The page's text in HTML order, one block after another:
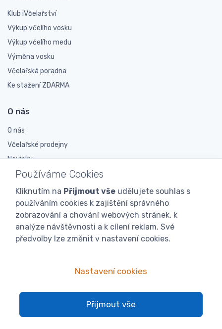
Klub iVčelařství
Výkup včelího vosku
Výkup včelího medu
Výměna vosku
Včelařská poradna
Ke stažení ZDARMA
O nás
O nás
Včelařské prodejny
Novinky
Doporučují nás
Podporujeme
Veletrhy a výstavy
Expedice
Proč nás?
Bezodkladné vyřizování reklamací
Široký sortiment skladem
Používáme Cookies
Kliknutím na Přijmout vše udělujete souhlas s
používáním cookies k zajištění správného
zobrazování a chování webových stránek, k
analýze návštěvnosti a k cílení reklam. Své
předvolby lze změnit v nastavení cookies.
Nastavení cookies
Přijmout vše